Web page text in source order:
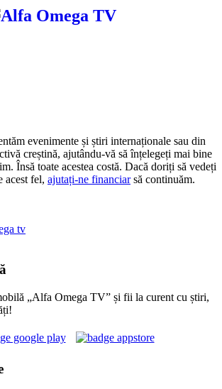
evenimente și știri internaționale sau din
creștină, ajutându-vă să înțelegeți mai bine
Însă toate acestea costă. Dacă doriți să vedeți
acest fel, ajutați-ne financiarsă continuăm.
„Alfa Omega TV” și fii la curent cu știri,